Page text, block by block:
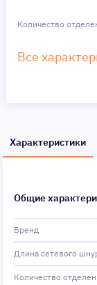
Количество
Все
Характеристики
Общие
Бренд
Длина сетевого
Количество